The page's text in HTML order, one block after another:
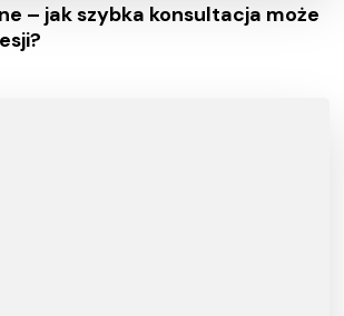
– jak szybka konsultacja może